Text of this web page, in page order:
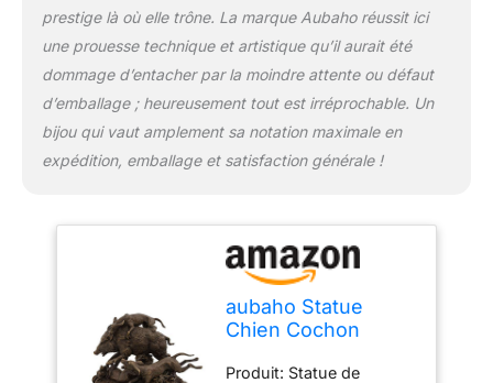
prestige là où elle trône. La marque Aubaho réussit ici
une prouesse technique et artistique qu’il aurait été
dommage d’entacher par la moindre attente ou défaut
d’emballage ; heureusement tout est irréprochable. Un
bijou qui vaut amplement sa notation maximale en
expédition, emballage et satisfaction générale !
aubaho Statue
Chien Cochon
Bronze Sculpture
Produit: Statue de